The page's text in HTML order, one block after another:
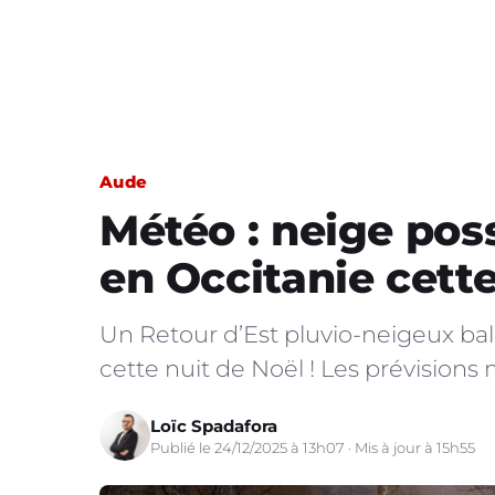
Aude
Météo : neige
en Occitanie
Un Retour d’Est pluvio-neigeux
cette nuit de Noël ! Les prévisions
Loïc Spadafora
Publié le 24/12/2025 à 13h07 · Mis à jour à 15h55